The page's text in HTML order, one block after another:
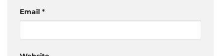
Email *